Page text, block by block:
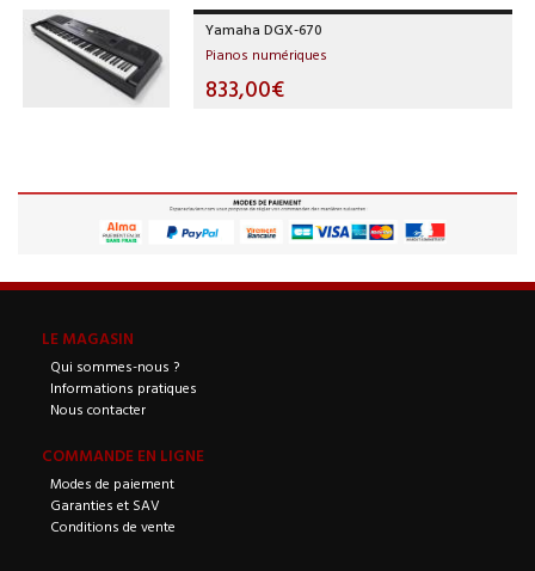
Yamaha DGX-670
Pianos numériques
833,00€
LE MAGASIN
Qui sommes-nous ?
Informations pratiques
Nous contacter
COMMANDE EN LIGNE
Modes de paiement
Garanties et SAV
Conditions de vente